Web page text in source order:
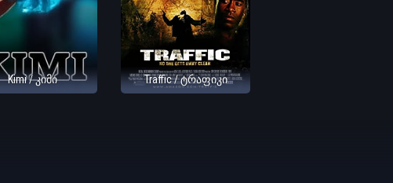
Kimi / კიმი Traffic / ტრაფიკი